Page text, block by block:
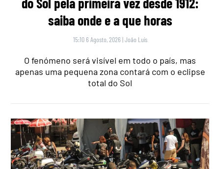
saiba onde e a que horas
15:10 6 Agosto, 2026 |João Luís
O fenómeno será visível em todo o país, mas
apenas uma pequena zona contará com o eclipse
total do Sol